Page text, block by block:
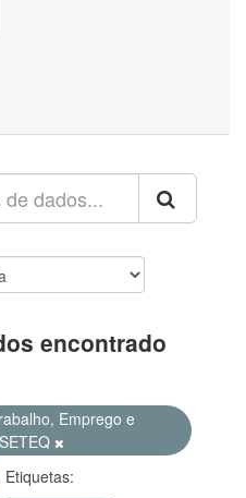
encontrado
Emprego e
Etiquetas: